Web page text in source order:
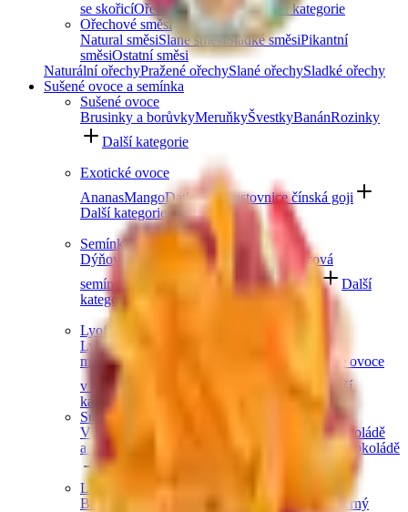
se skořicíOřechy v tiramisu
Další kategorie
Ořechové směsi
Natural směsiSlané směsiSladké směsiPikantní
směsiOstatní směsi
Naturální ořechyPražené ořechySlané ořechySladké ořechy
Sušené ovoce a semínka
Sušené ovoce
Brusinky a borůvkyMeruňkyŠvestkyBanánRozinky
Další kategorie
Exotické ovoce
AnanasMangoDatleFíkyKustovnice čínská goji
Další kategorie
Semínka
Dýňová semínka
Chia semínka
Slunečnicová
semínka
Konopná semínka
Další
kategorie
Lyofilizované ovoce
Lyofilizované jahody
malinyLyofilizovaný mix ovoce
Lyofilizované ovoce
v čokoládě
Ostatní lyofilizované ovoce
Další
kategorie
Sušené ovoce v čokoládě
V hořké čokoládě
V bílé čokoládě
a jogurtu
Jablečné trubičky máčené v čokoládě
Další kategorie
Lesní ovoce
Brusinky a borůvky
Jahody Maliny OstružinyČerný